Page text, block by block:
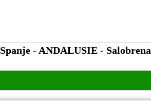
Spanje - ANDALUSIE - Salobrena